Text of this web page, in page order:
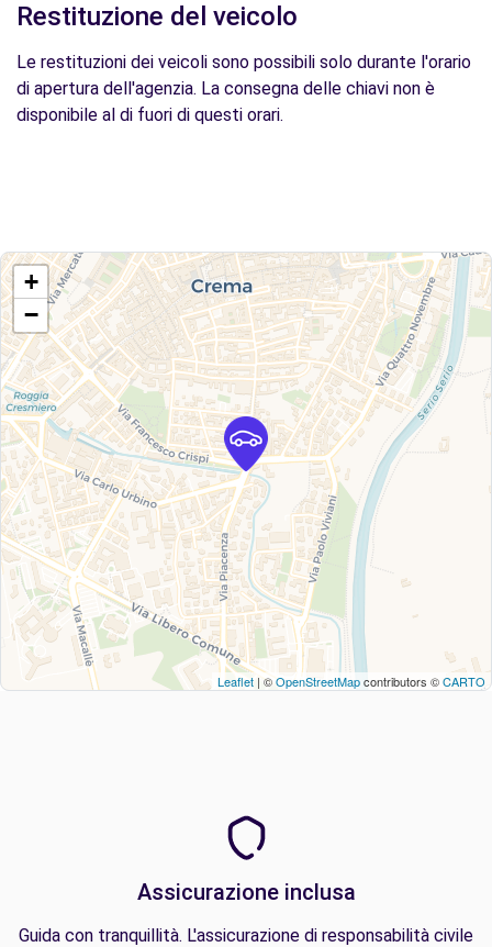
Restituzione del veicolo
Le restituzioni dei veicoli sono possibili solo durante l'orario
di apertura dell'agenzia. La consegna delle chiavi non è
disponibile al di fuori di questi orari.
+
−
Leaflet | ©OpenStreetMapcontributors ©CARTO
Assicurazione inclusa
Guida con tranquillità. L'assicurazione di responsabilità civile